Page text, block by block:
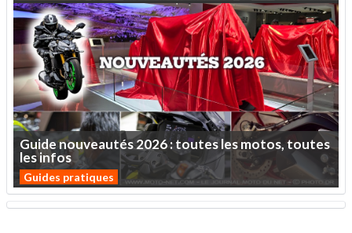
Guidenouveautés2026:touteslesmotos,toutes
lesinfos
Guides pratiques